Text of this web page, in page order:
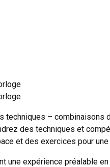
techniques – combinaisons
des techniques et
et des exercices pour
une expérience préalable